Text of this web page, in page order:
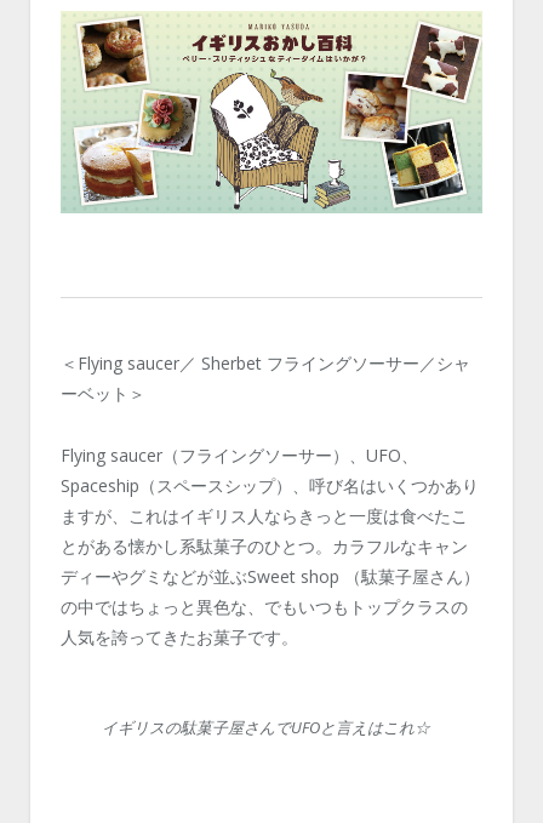
＜Flying saucer／ Sherbet フライングソーサー／シャ
ーベット＞
Flying saucer（フライングソーサー）、UFO、
Spaceship（スペースシップ）、呼び名はいくつかあり
ますが、これはイギリス人ならきっと一度は食べたこ
とがある懐かし系駄菓子のひとつ。カラフルなキャン
ディーやグミなどが並ぶSweet shop （駄菓子屋さん）
の中ではちょっと異色な、でもいつもトップクラスの
人気を誇ってきたお菓子です。
イギリスの駄菓子屋さんでUFOと言えはこれ☆